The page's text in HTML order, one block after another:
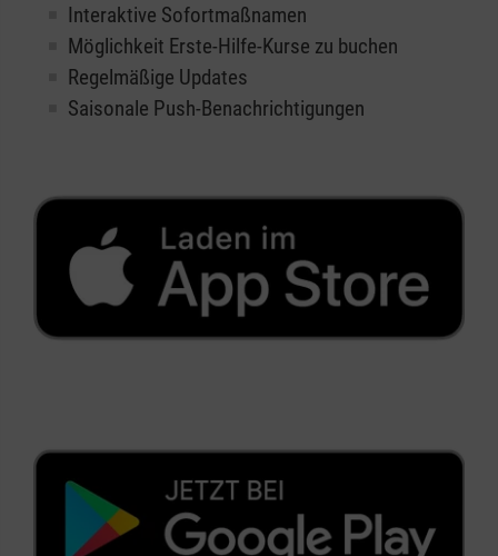
Interaktive Sofortmaßnamen
Möglichkeit Erste-Hilfe-Kurse zu buchen
Regelmäßige Updates
Saisonale Push-Benachrichtigungen